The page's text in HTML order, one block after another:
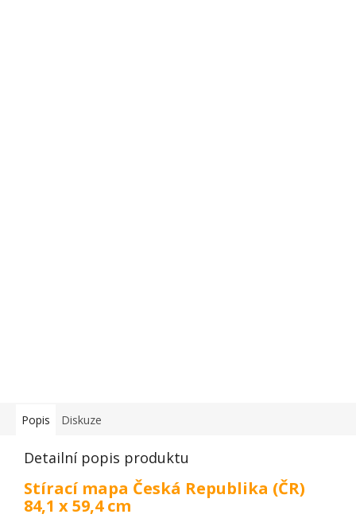
Popis Diskuze
Detailní popis produktu
Stírací mapa Česká Republika (ČR)
84,1 x 59,4 cm